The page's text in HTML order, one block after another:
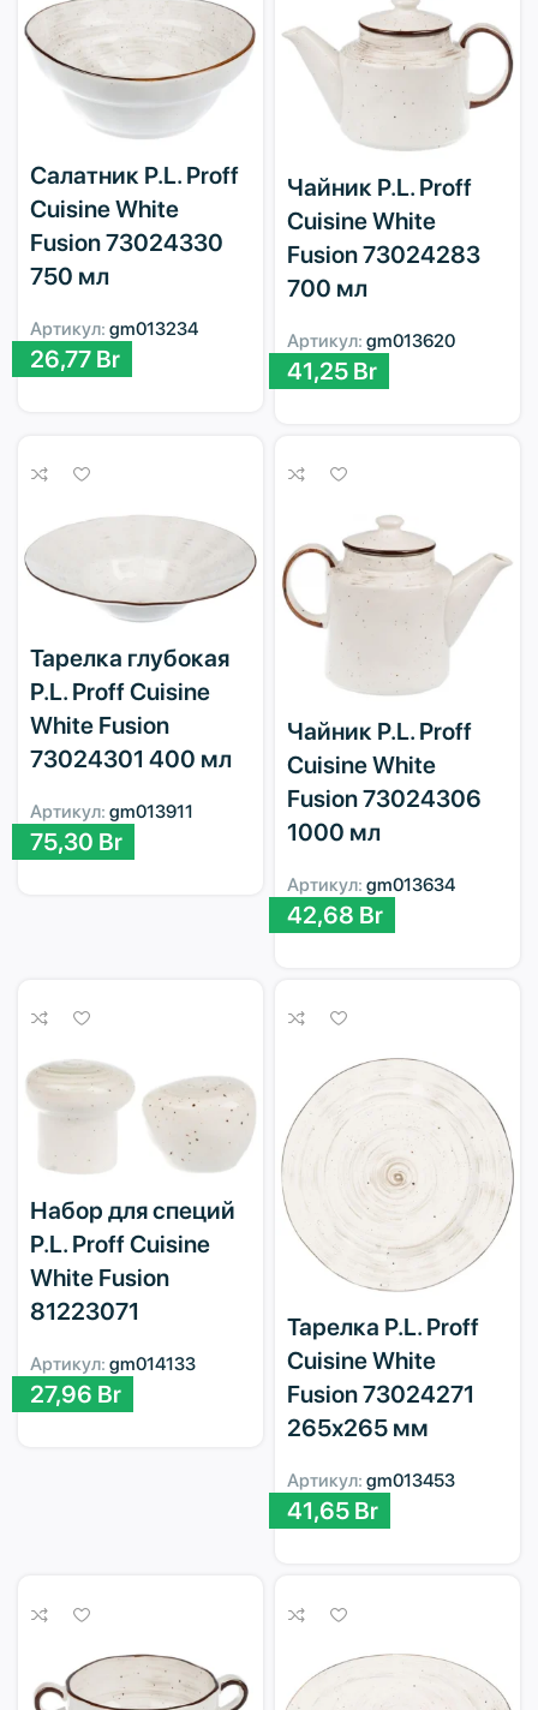
Салатник P.L. Proff
Cuisine White
Fusion 73024330
750 мл
Артикул: gm013234
26,77 Br
Чайник P.L. Proff
Cuisine White
Fusion 73024283
700 мл
Артикул: gm013620
41,25 Br
Тарелка глубокая
P.L. Proff Cuisine
White Fusion
73024301 400 мл
Артикул: gm013911
75,30 Br
Чайник P.L. Proff
Cuisine White
Fusion 73024306
1000 мл
Артикул: gm013634
42,68 Br
Набор для специй
P.L. Proff Cuisine
White Fusion
81223071
Артикул: gm014133
27,96 Br
Тарелка P.L. Proff
Cuisine White
Fusion 73024271
265х265 мм
Артикул: gm013453
41,65 Br